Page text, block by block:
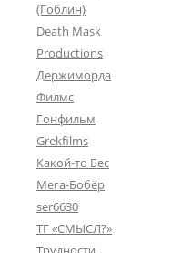
(Гоблин)
Death Mask
Productions
Держиморда
Филмс
Гонфильм
Grekfilms
Какой-то Бес
Мега-Бобёр
ser6630
ТГ «СМЫСЛ?»